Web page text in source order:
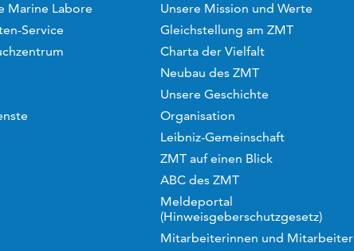
Marine Labore
Service
Unsere Mission und Werte
Gleichstellung am ZMT
Charta der Vielfalt
Neubau des ZMT
Unsere Geschichte
Organisation
Leibniz-Gemeinschaft
ZMT auf einen Blick
ABC des ZMT
Meldeportal
(Hinweisgeberschutzgesetz)
Mitarbeiterinnen und Mitarbeiter